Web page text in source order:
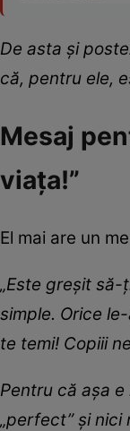
De asta și
că, pentru ele,
Mesaj
viața!”
El mai are un
„Este greșit
simple. Orice
te temi! Copiii
Pentru că așa
„perfect” și